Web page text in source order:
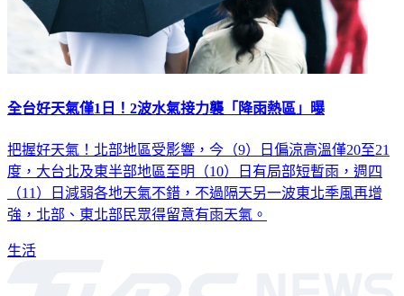
全台好天氣僅1日！2波水氣接力襲「降雨熱區」曝
把握好天氣！北部地區受影響，今（9）日偏涼高溫僅20至21
度，大台北及東半部地區至明（10）日有局部短暫雨，週四
（11）日減弱各地天氣不錯，不過隔天另一波東北季風再增
強，北部、東北部民眾得留意有雨天氣。
生活